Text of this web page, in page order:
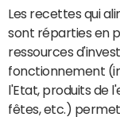
Les recettes qui
sont réparties en
ressources
fonctionnement
l'Etat, produits de
fêtes, etc.)